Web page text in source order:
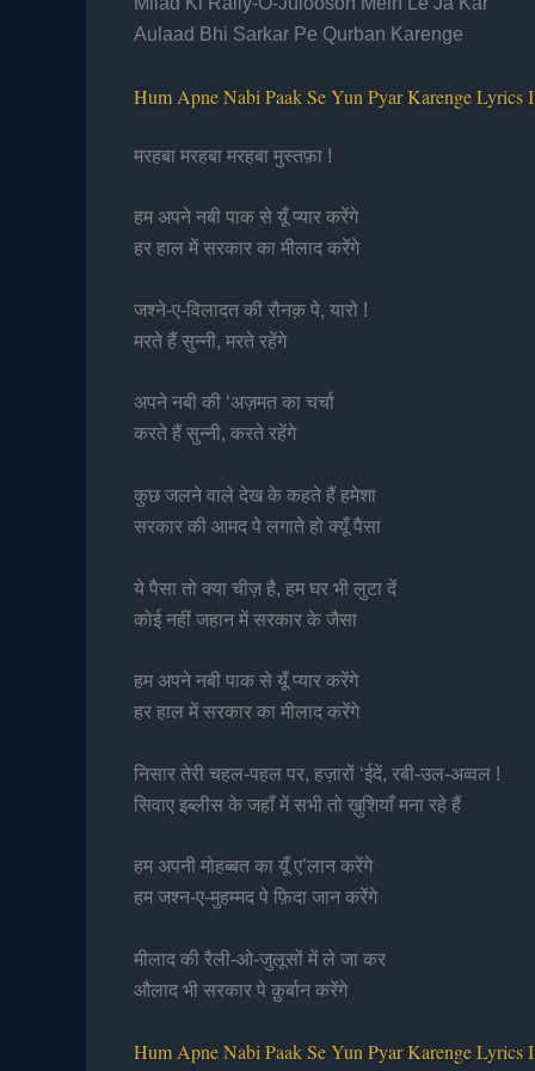
Aulaad Bhi Sarkar Pe Qurban Karenge
Hum Apne Nabi Paak Se Yun Pyar Karenge Lyrics
मरहबा मरहबा मरहबा मुस्तफ़ा !
हम अपने नबी पाक से यूँ प्यार करेंगे
हर हाल में सरकार का मीलाद करेंगे
जश्ने-ए-विलादत की रौनक़ पे, यारो !
मरते हैं सुन्नी, मरते रहेंगे
अपने नबी की ‘अज़मत का चर्चा
करते हैं सुन्नी, करते रहेंगे
कुछ जलने वाले देख के कहते हैं हमेशा
सरकार की आमद पे लगाते हो क्यूँ पैसा
ये पैसा तो क्या चीज़ है, हम घर भी लुटा दें
कोई नहीं जहान में सरकार के जैसा
हम अपने नबी पाक से यूँ प्यार करेंगे
हर हाल में सरकार का मीलाद करेंगे
निसार तेरी चहल-पहल पर, हज़ारों ‘ईदें, रबी-उल-अव्वल !
सिवाए इब्लीस के जहाँ में सभी तो ख़ुशियाँ मना रहे हैं
हम अपनी मोहब्बत का यूँ ए’लान करेंगे
हम जश्न-ए-मुहम्मद पे फ़िदा जान करेंगे
मीलाद की रैली-ओ-जुलूसों में ले जा कर
औलाद भी सरकार पे क़ुर्बान करेंगे
Hum Apne Nabi Paak Se Yun Pyar Karenge Lyrics